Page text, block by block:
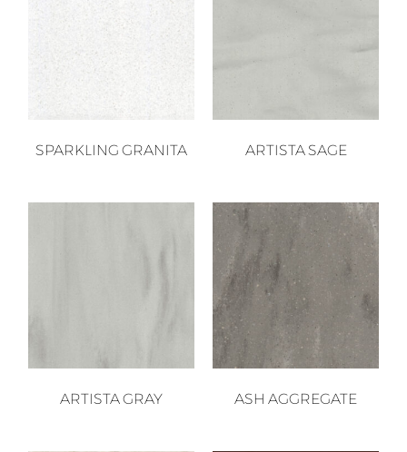
SPARKLING GRANITA ARTISTA SAGE
ARTISTA GRAY ASH AGGREGATE